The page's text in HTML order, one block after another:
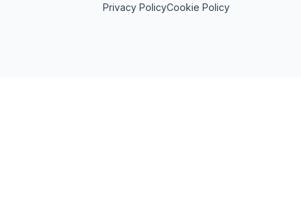
Privacy PolicyCookie Policy